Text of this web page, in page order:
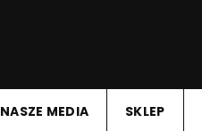
NASZE MEDIA SKLEP